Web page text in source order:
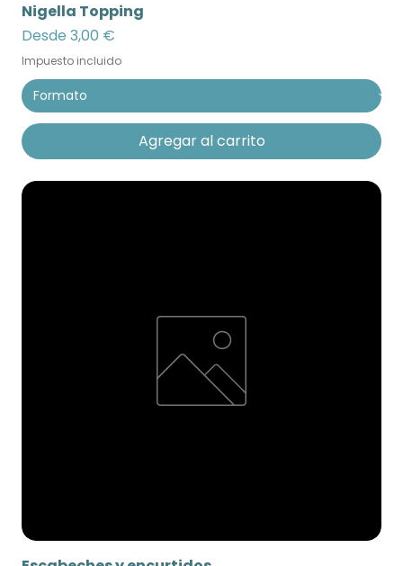
Nigella Topping
Desde 3,00 €
Precio de oferta
Impuesto incluido
Agregar al carrito